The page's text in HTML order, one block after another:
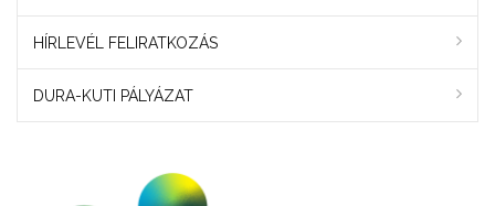
HÍRLEVÉL FELIRATKOZÁS
DURA-KUTI PÁLYÁZAT